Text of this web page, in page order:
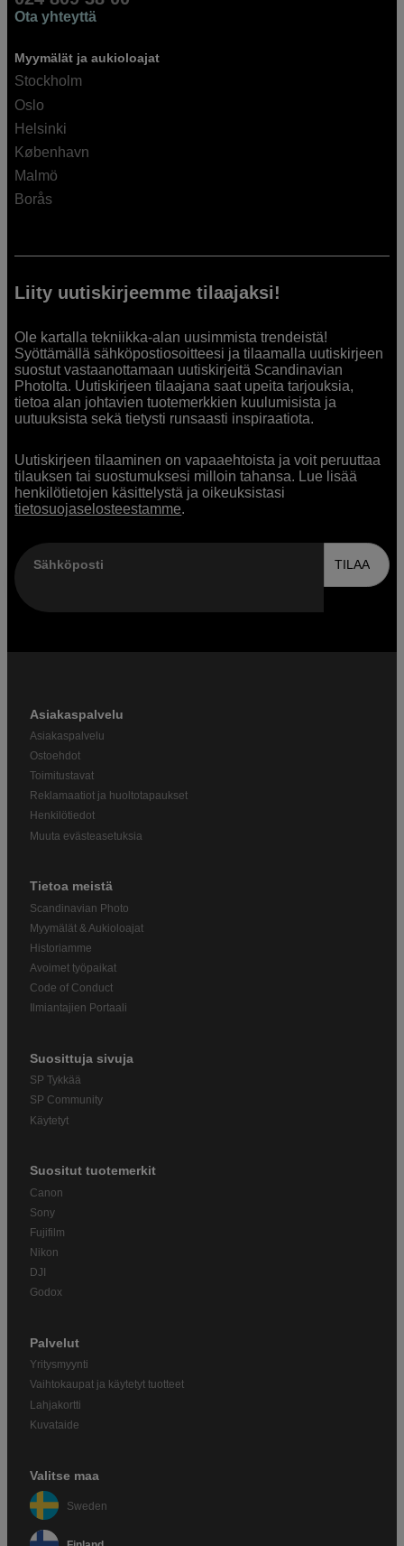
Ota yhteyttä
Myymälät ja aukioloajat
Stockholm
Oslo
Helsinki
København
Malmö
Borås
Liity uutiskirjeemme tilaajaksi!
Ole kartalla tekniikka-alan uusimmista trendeistä!
Syöttämällä sähköpostiosoitteesi ja tilaamalla uutiskirjeen
suostut vastaanottamaan uutiskirjeitä Scandinavian
Photolta. Uutiskirjeen tilaajana saat upeita tarjouksia,
tietoa alan johtavien tuotemerkkien kuulumisista ja
uutuuksista sekä tietysti runsaasti inspiraatiota.
Uutiskirjeen tilaaminen on vapaaehtoista ja voit peruuttaa
tilauksen tai suostumuksesi milloin tahansa. Lue lisää
henkilötietojen käsittelystä ja oikeuksistasi
tietosuojaselosteestamme.
Sähköposti TILAA
Asiakaspalvelu
Asiakaspalvelu
Ostoehdot
Toimitustavat
Reklamaatiot ja huoltotapaukset
Henkilötiedot
Muuta evästeasetuksia
Tietoa meistä
Scandinavian Photo
Myymälät & Aukioloajat
Historiamme
Avoimet työpaikat
Code of Conduct
Ilmiantajien Portaali
Suosittuja sivuja
SP Tykkää
SP Community
Käytetyt
Suositut tuotemerkit
Canon
Sony
Fujifilm
Nikon
DJI
Godox
Palvelut
Yritysmyynti
Vaihtokaupat ja käytetyt tuotteet
Lahjakortti
Kuvataide
Valitse maa
Sweden